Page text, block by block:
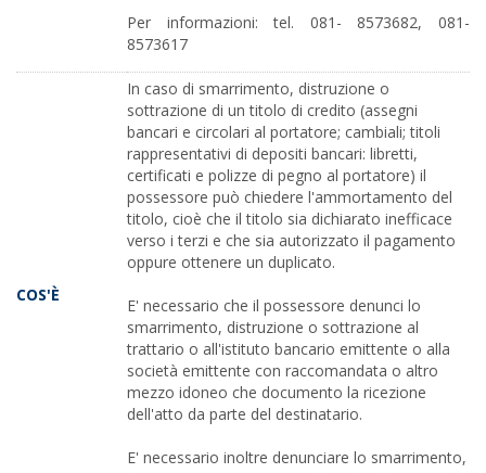
Per informazioni: tel. 081- 8573682, 081-
8573617
COS'È
In caso di smarrimento, distruzione o
sottrazione di un titolo di credito (assegni
bancari e circolari al portatore; cambiali; titoli
rappresentativi di depositi bancari: libretti,
certificati e polizze di pegno al portatore) il
possessore può chiedere l'ammortamento del
titolo, cioè che il titolo sia dichiarato inefficace
verso i terzi e che sia autorizzato il pagamento
oppure ottenere un duplicato.
E' necessario che il possessore denunci lo
smarrimento, distruzione o sottrazione al
trattario o all'istituto bancario emittente o alla
società emittente con raccomandata o altro
mezzo idoneo che documento la ricezione
dell'atto da parte del destinatario.
E' necessario inoltre denunciare lo smarrimento,